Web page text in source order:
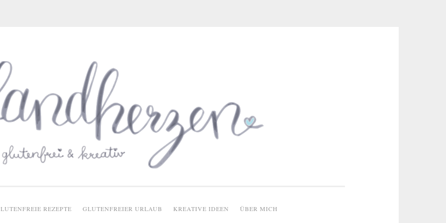
REZEPTE GLUTENFREIER URLAUB KREATIVE IDEEN ÜBER MICH